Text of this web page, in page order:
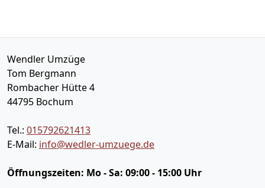
Wendler Umzüge
Tom Bergmann
Rombacher Hütte 4
44795 Bochum
Tel.: 015792621413
E-Mail: info@wedler-umzuege.de
Öffnungszeiten: Mo - Sa: 09:00 - 15:00 Uhr